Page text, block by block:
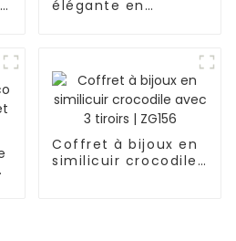
élégante en
Coffret à bijoux en
similicuir crocodile